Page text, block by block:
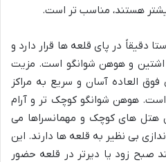
هستند، مناسب تر است.
دقیقاً در پای قلعه ها قرار دارد و
اشتین و هوهن شوانگو است. مزیت
العاده آسان و سریع به مراکز
هوهن شوانگو کوچک تر و آرام
هتل های کوچک و مهمانسراها می
بی نظیر به قلعه ها دارند. این
صبح زود یا دیرتر در قلعه حضور